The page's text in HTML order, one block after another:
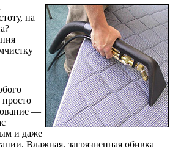
на
—
и даже
Влажная, загрязненная обивка